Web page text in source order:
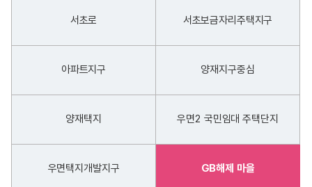
서초로 서초보금자리주택지구
아파트지구 양재지구중심
양재택지 우면2 국민임대 주택단지
우면택지개발지구 GB해제 마을